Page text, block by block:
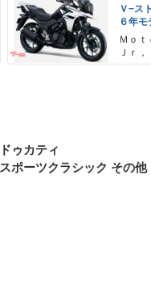
Ｖ−ス
６年
エン
ライト
Ｍｏ
Ｊｒ，
ドゥカティ
スポーツクラシック その他